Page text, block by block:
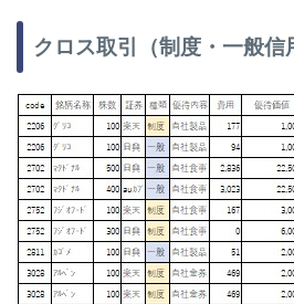
クロス取引（制度・一般信